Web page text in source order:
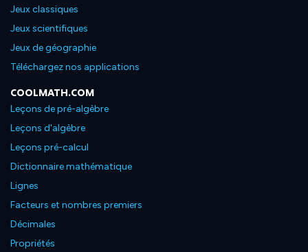
Jeux classiques
Jeux scientifiques
Jeux de géographie
Téléchargez nos applications
COOLMATH.COM
Leçons de pré-algèbre
Leçons d'algèbre
Leçons pré-calcul
Dictionnaire mathématique
Lignes
Facteurs et nombres premiers
Décimales
Propriétés